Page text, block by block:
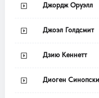
Джордж Оруэлл
Джоэл Голдсмит
Дзию Кеннетт
Диоген